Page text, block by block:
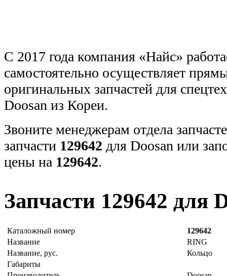
С 2017 года компания «Найс»
самостоятельно осуществляет
оригинальных запчастей для
Doosan из Кореи.
Звоните менеджерам отдела
запчасти 129642 для Doosan или
цены на 129642.
Запчасти 129642 для
Каталожный номер
129642
Название
RING
Название, рус.
Кольцо
Габариты